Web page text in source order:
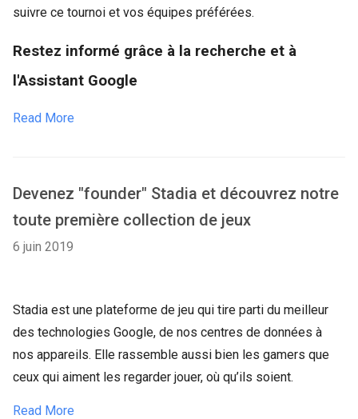
suivre ce tournoi et vos équipes préférées.
Restez informé grâce à la recherche et à
l'Assistant Google
Read More
Devenez "founder" Stadia et découvrez notre
toute première collection de jeux
6 juin 2019
Stadia est une plateforme de jeu qui tire parti du meilleur
des technologies Google, de nos centres de données à
nos appareils. Elle rassemble aussi bien les gamers que
ceux qui aiment les regarder jouer, où qu’ils soient.
Read More